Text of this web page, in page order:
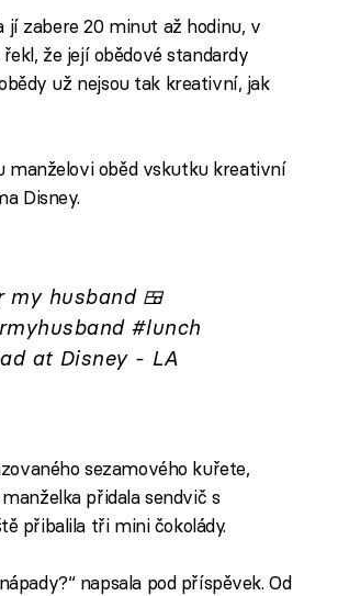
jí zabere 20 minut až hodinu, v
že její obědové standardy
už nejsou tak kreativní, jak
manželovi oběd vskutku kreativní
Disney.
my husband 🍱
#lunch
at Disney - LA
sezamového kuřete,
přidala sendvič s
přibalila tři mini čokolády.
napsala pod příspěvek. Od